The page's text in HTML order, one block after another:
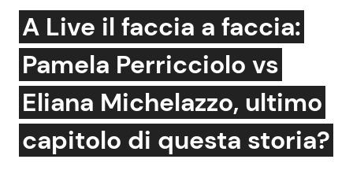
News e Cronaca
Attualità Italiana
Dal Mondo
Gossip e TV
Bellezze VIP
Coppie VIP
A Live il faccia a faccia:
Pamela Perricciolo vs
Eliana Michelazzo, ultimo
capitolo di questa storia?